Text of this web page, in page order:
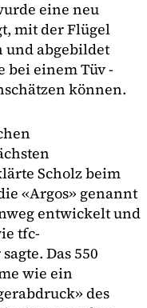
eine neu
mit der Flügel
und abgebildet
bei einem Tüv -
können.
Scholz beim
«Argos» genannt
entwickelt und
tfc-
Das 550
wie ein
des